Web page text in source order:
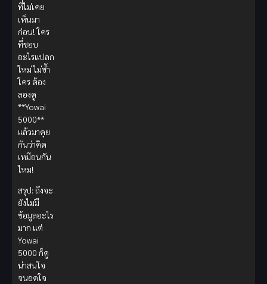
ที่ไม่เคย
เห็นมา
ก่อน! ใคร
ที่ชอบ
อะไรแปลก
ใหม่ ไม่ซ้ำ
ใคร ต้อง
ลองดู
**Yowai
5000**
แล้วมาคุย
กันว่าคิด
เหมือนกัน
ไหม!
สรุป: ถึงจะ
ยังไม่มี
ข้อมูลอะไร
มาก แต่
Yowai
5000 ก็ดู
น่าสนใจ
จนอดใจ